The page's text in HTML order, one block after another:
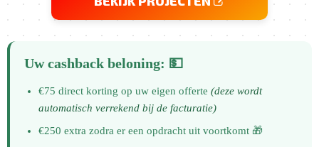
Uw cashback beloning: 💵
€75 direct korting op uw eigen offerte (deze wordt
automatisch verrekend bij de facturatie)
€250 extra zodra er een opdracht uit voortkomt 🎁